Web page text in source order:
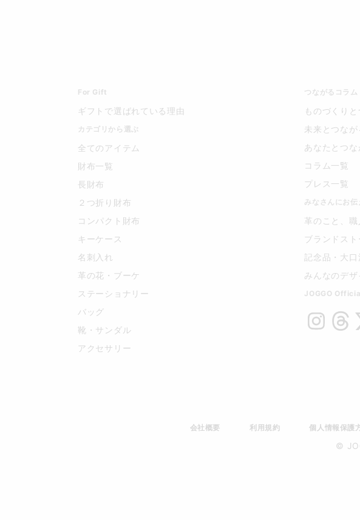
For Gift
ギフトで選ばれている理由
カテゴリから選ぶ
全てのアイテム
財布一覧
長財布
２つ折り財布
コンパクト財布
キーケース
名刺入れ
革の花・ブーケ
ステーショナリー
バッグ
靴・サンダル
アクセサリー
つながるコラム
ものづくり
未来とつなが
あなたとつな
コラム一覧
プレス一覧
みなさんにお伝
革のこと、職
ブランドスト
記念品・大口
みんなのデザ
JOGGO
会社概要 利用規約 個人情報保護
©